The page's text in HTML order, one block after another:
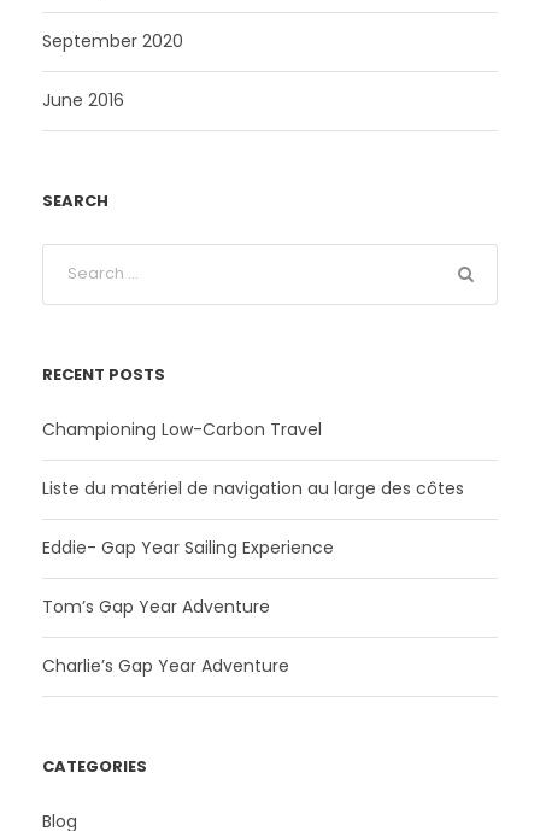
September 2020
June 2016
SEARCH
RECENT POSTS
Championing Low-Carbon Travel
Liste du matériel de navigation au large des côtes
Eddie- Gap Year Sailing Experience
Tom’s Gap Year Adventure
Charlie’s Gap Year Adventure
CATEGORIES
Blog